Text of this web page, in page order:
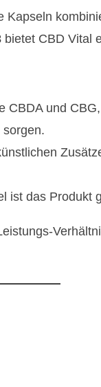
Kapseln
bietet CBD Vital
und
ist das